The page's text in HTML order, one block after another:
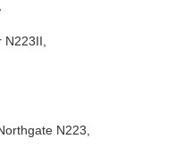
N223,